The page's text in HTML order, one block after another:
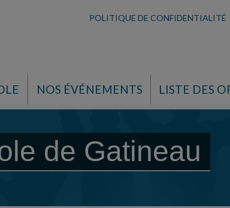
POLITIQUE DE CONFIDENTIALITÉ
NOS ÉVÉNEMENTS LISTE DES
de Gatineau